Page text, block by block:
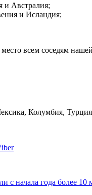
Австралия;
и Исландия;
всем соседям
Колумбия,
с начала года более